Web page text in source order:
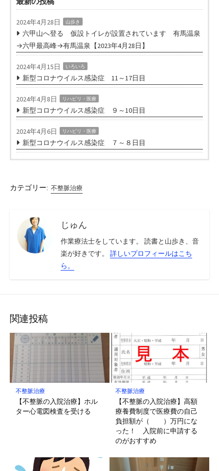
2024年4月28日 山歩き
六甲山へ登る 仮設トイレが設置されています 有馬温泉
→六甲最高峰→有馬温泉【2023年4月28日】
2024年4月15日 いろいろ
新型コロナウイルス感染症 11～17日目
2024年4月8日 リハビリ・医療
新型コロナウイルス感染症 ９～10日目
2024年4月6日 リハビリ・医療
新型コロナウイルス感染症 ７～８日目
カテゴリー: 不整脈治療
じゅん
作業療法士をしています。 読書と山歩き、音
楽が好きです。 詳しいプロフィールはこち
ら。
関連投稿
不整脈治療
【不整脈の入院治療】ホル
ター心電図検査を受ける
不整脈治療
【不整脈の入院治療】高額
療養費制度で医療費の自己
負担額が（ ）万円にな
った！ 入院前に申請する
のがおすすめ